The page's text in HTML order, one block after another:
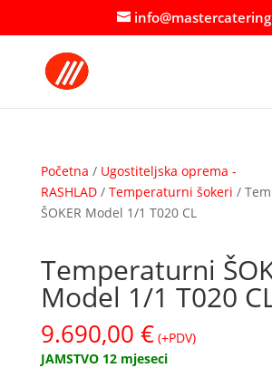
Početna / Ugostiteljska oprema -
RASHLAD/ Temperaturni šokeri /
ŠOKER Model 1/1 T020 CL
Temperaturni
Model 1/1 T020
9.690,00 € (+PDV)
JAMSTVO 12 mjeseci